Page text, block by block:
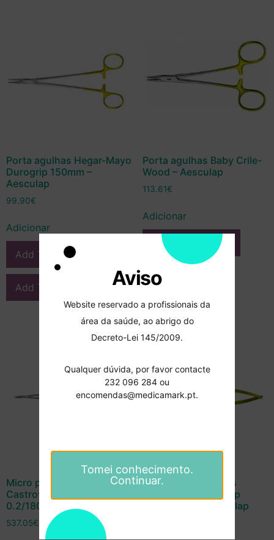
Porta agulhas Hegar-Mayo
Durogrip 150mm –
Aesculap
99.90€
Adicionar
Add To Compare
Add To Wishlist
Porta agulhas Baby Crile-
Wood – Aesculap
113.61€
Adicionar
Add To Compare
Add To Wishlist
Micro porta agulhas
Castroviejo Durogrip
0.2/180mm – Aesculap
537.05€
Micro porta agulhas
Castroviejo Durogrip
0,2/145mm – Aesculap
Aviso
Website reservado a profissionais da
área da saúde, ao abrigo do
Decreto-Lei 145/2009.
Qualquer dúvida, por favor contacte
232 096 284 ou
encomendas@medicamark.pt.
Tomei conhecimento.
Continuar.